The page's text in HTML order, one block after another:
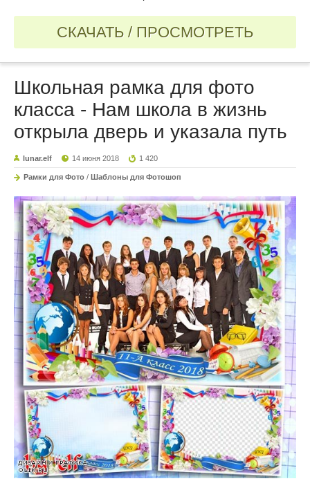
СКАЧАТЬ / ПРОСМОТРЕТЬ
Школьная рамка для фото
класса - Нам школа в жизнь
открыла дверь и указала путь
lunar.elf 14 июня 2018 1 420
Рамки для Фото / Шаблоны для Фотошоп